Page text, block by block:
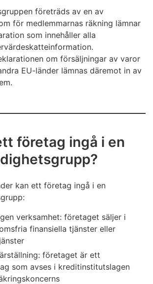
företräds av en av
för medlemmarnas räkning lämnar
som innehåller alla
om försäljningar av varor
EU-länder lämnas däremot in av
företag ingå i en
kan ett företag ingå i en
verksamhet: företaget säljer i
finansiella tjänster eller
företaget är ett
som avses i kreditinstitutslagen